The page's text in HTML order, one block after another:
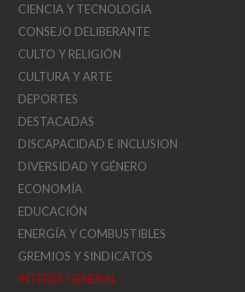
CIENCIA Y TECNOLOGIA
CONSEJO DELIBERANTE
CULTO Y RELIGIÓN
CULTURA Y ARTE
DEPORTES
DESTACADAS
DISCAPACIDAD E INCLUSION
DIVERSIDAD Y GÉNERO
ECONOMÍA
EDUCACIÓN
ENERGÍA Y COMBUSTIBLES
GREMIOS Y SINDICATOS
INTERÉS GENERAL